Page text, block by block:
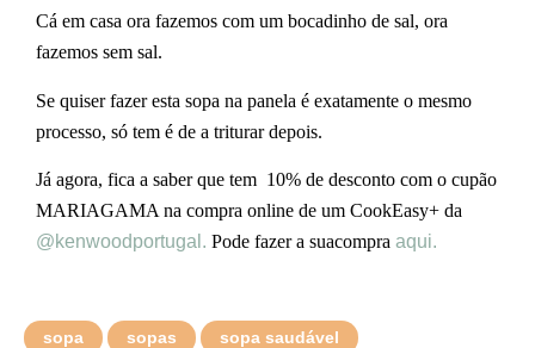
Cá em casa ora fazemos com um bocadinho de sal, ora
fazemos sem sal.
Se quiser fazer esta sopa na panela é exatamente o mesmo
processo, só tem é de a triturar depois.
Já agora, fica a saber que tem 10% de desconto com o cupão
MARIAGAMA na compra online de um CookEasy+ da
@kenwoodportugal. Pode fazer a suacompra aqui.
sopa sopas sopa saudável